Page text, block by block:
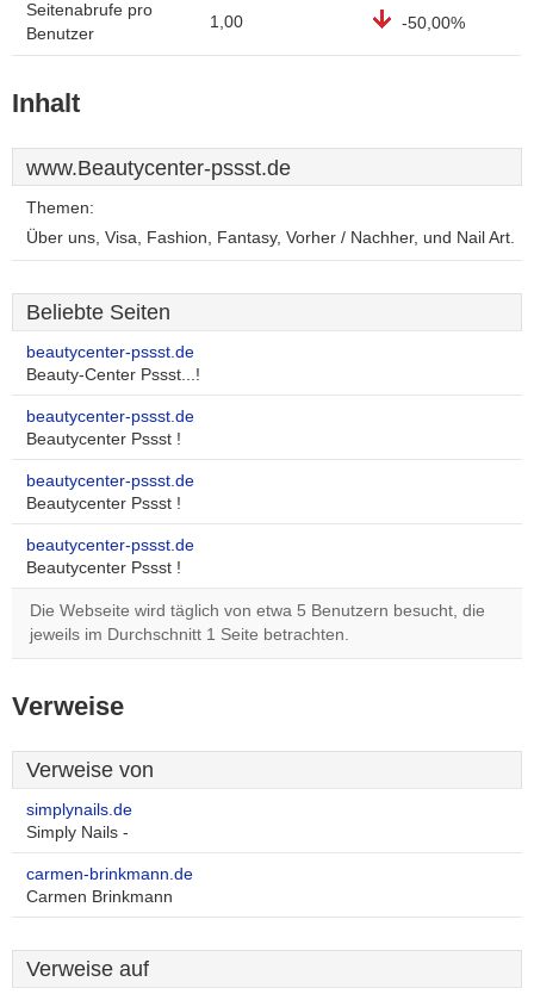
Seitenabrufe pro
Benutzer
1,00 -50,00%
Inhalt
www.Beautycenter-pssst.de
Themen:
Über uns, Visa, Fashion, Fantasy, Vorher / Nachher, und Nail Art.
Beliebte Seiten
beautycenter-pssst.de
Beauty-Center Pssst...!
beautycenter-pssst.de
Beautycenter Pssst !
beautycenter-pssst.de
Beautycenter Pssst !
beautycenter-pssst.de
Beautycenter Pssst !
Die Webseite wird täglich von etwa 5 Benutzern besucht, die
jeweils im Durchschnitt 1 Seite betrachten.
Verweise
Verweise von
simplynails.de
Simply Nails -
carmen-brinkmann.de
Carmen Brinkmann
Verweise auf